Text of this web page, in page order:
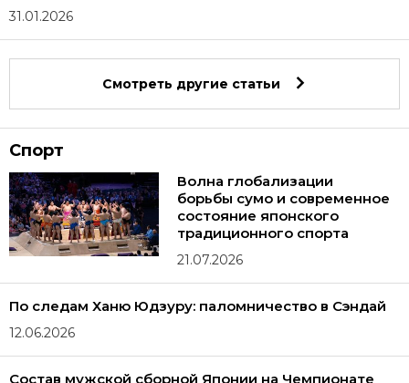
31.01.2026
Смотреть другие статьи
Спорт
Волна глобализации
борьбы сумо и современное
состояние японского
традиционного спорта
21.07.2026
По следам Ханю Юдзуру: паломничество в Сэндай
12.06.2026
Состав мужской сборной Японии на Чемпионате